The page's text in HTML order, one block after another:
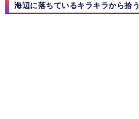
海辺に落ちているキラキラから拾う